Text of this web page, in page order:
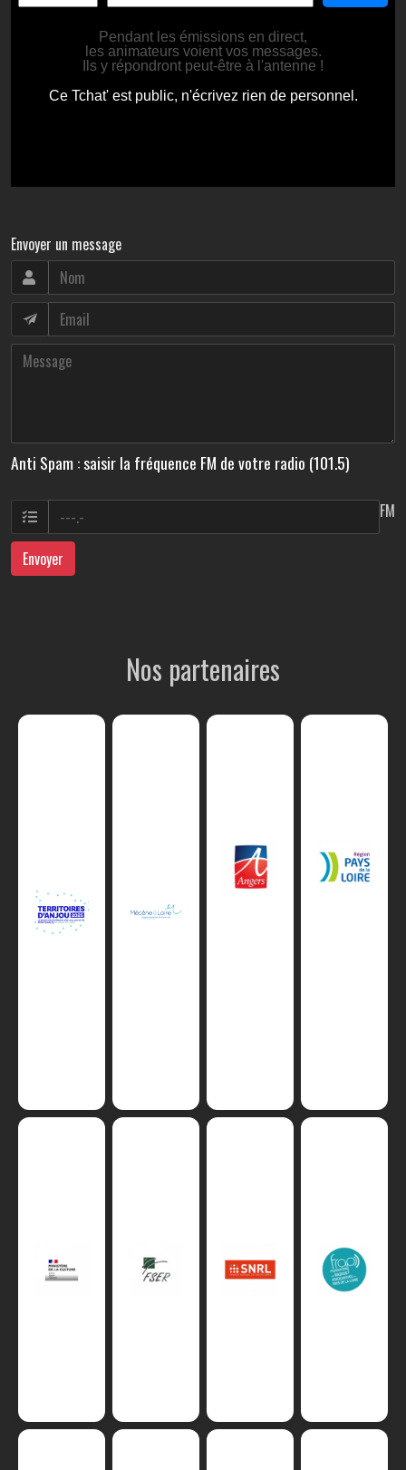
Envoyer un message
Anti Spam : saisir la fréquence FM de votre radio (101.5)
FM
Envoyer
Nos partenaires